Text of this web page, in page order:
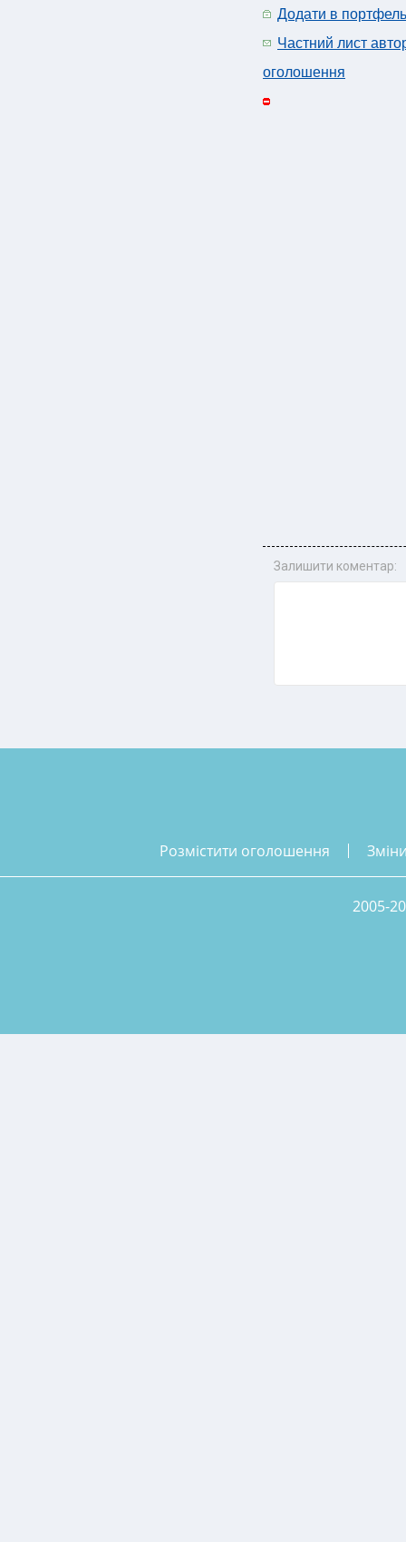
Додати в портфель
Частний лист
оголошення
Залишити коментар:
розмістити оголошення
2005-